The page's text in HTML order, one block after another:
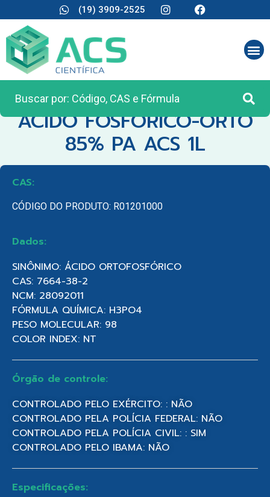
(19) 3909-2525
CATEGORIA:REAGENTES ANALÍTICOS
ACIDO FOSFORICO-ORTO
85% PA ACS 1L
CAS:
CÓDIGO DO PRODUTO: R01201000
Dados:
SINÔNIMO: ÁCIDO ORTOFOSFÓRICO
CAS: 7664-38-2
NCM: 28092011
FÓRMULA QUÍMICA: H3PO4
PESO MOLECULAR: 98
COLOR INDEX: NT
Órgão de controle:
CONTROLADO PELO EXÉRCITO: : NÃO
CONTROLADO PELA POLÍCIA FEDERAL: NÃO
CONTROLADO PELA POLÍCIA CIVIL: : SIM
CONTROLADO PELO IBAMA: NÃO
Especificações: